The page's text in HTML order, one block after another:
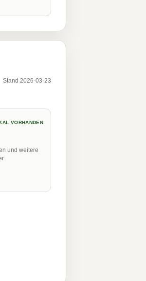
Stand 2026-03-23
VORHANDEN
und weitere